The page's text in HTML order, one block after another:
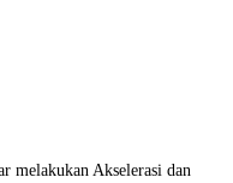
melakukan Akselerasi dan